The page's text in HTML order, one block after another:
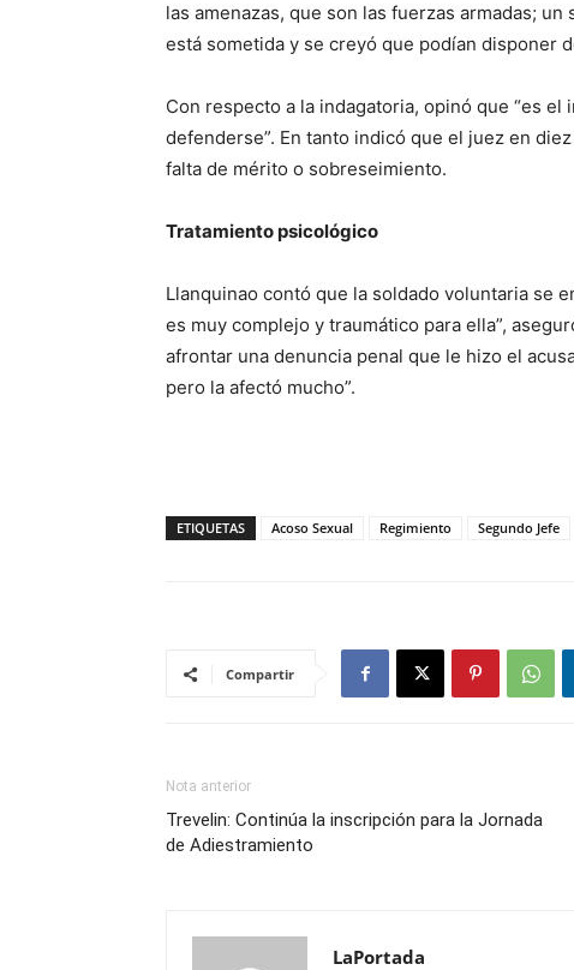
las amenazas, que son las fuerzas armadas;
está sometida y se creyó que podían disponer
Con respecto a la indagatoria, opinó que “es
defenderse”. En tanto indicó que el juez en
falta de mérito o sobreseimiento.
Tratamiento psicológico
Llanquinao contó que la soldado voluntaria se
es muy complejo y traumático para ella”,
afrontar una denuncia penal que le hizo el
pero la afectó mucho”.
ETIQUETAS Acoso Sexual Regimiento Segundo Jefe
Compartir
Nota anterior
Trevelin: Continúa la inscripción para la Jornada
de Adiestramiento
LaPortada